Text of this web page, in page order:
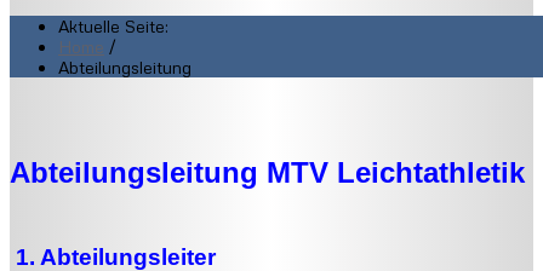
Aktuelle Seite:
Home /
Abteilungsleitung
Abteilungsleitung MTV Leichtathletik
1. Abteilungsleiter